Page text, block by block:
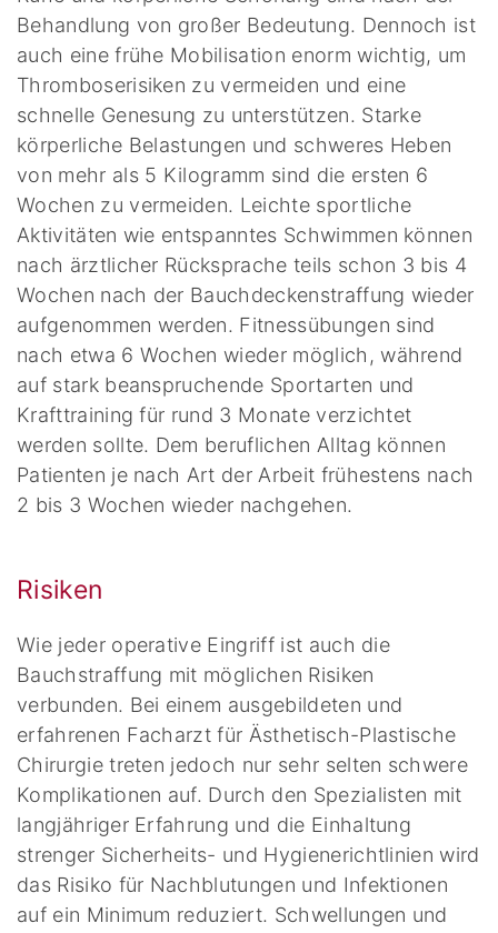
Behandlung von großer Bedeutung. Dennoch ist
auch eine frühe Mobilisation enorm wichtig, um
Thromboserisiken zu vermeiden und eine
schnelle Genesung zu unterstützen. Starke
körperliche Belastungen und schweres Heben
von mehr als 5 Kilogramm sind die ersten 6
Wochen zu vermeiden. Leichte sportliche
Aktivitäten wie entspanntes Schwimmen können
nach ärztlicher Rücksprache teils schon 3 bis 4
Wochen nach der Bauchdeckenstraffung wieder
aufgenommen werden. Fitnessübungen sind
nach etwa 6 Wochen wieder möglich, während
auf stark beanspruchende Sportarten und
Krafttraining für rund 3 Monate verzichtet
werden sollte. Dem beruflichen Alltag können
Patienten je nach Art der Arbeit frühestens nach
2 bis 3 Wochen wieder nachgehen.
Risiken
Wie jeder operative Eingriff ist auch die
Bauchstraffung mit möglichen Risiken
verbunden. Bei einem ausgebildeten und
erfahrenen Facharzt für Ästhetisch-Plastische
Chirurgie treten jedoch nur sehr selten schwere
Komplikationen auf. Durch den Spezialisten mit
langjähriger Erfahrung und die Einhaltung
strenger Sicherheits- und Hygienerichtlinien wird
das Risiko für Nachblutungen und Infektionen
auf ein Minimum reduziert. Schwellungen und